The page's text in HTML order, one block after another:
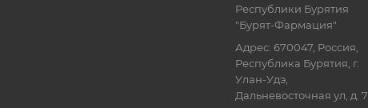
Республики Бурятия
"Бурят-Фармация"
Адрес: 670047, Россия,
Республика Бурятия, г.
Улан-Удэ,
Дальневосточная ул, д. 7